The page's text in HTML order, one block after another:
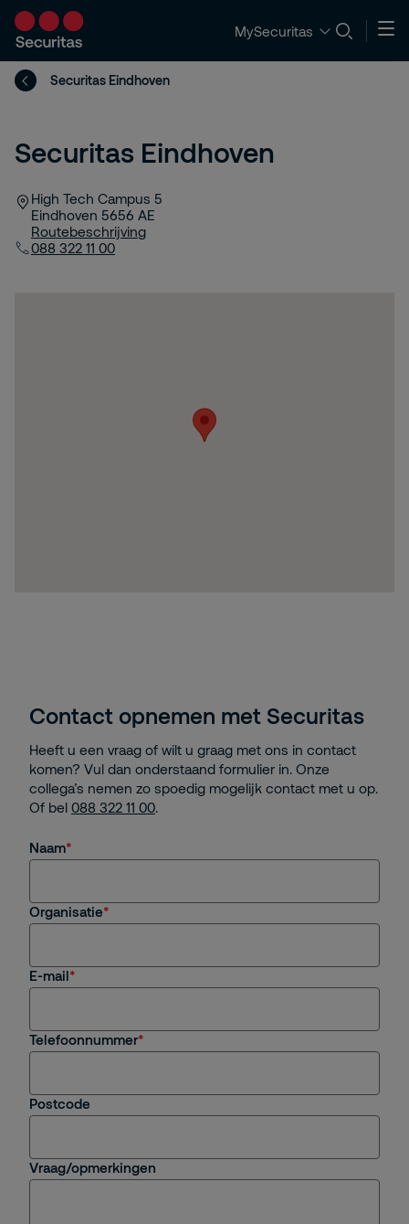
MySecuritas
Securitas Eindhoven
Securitas Eindhoven
High Tech Campus 5
Eindhoven 5656 AE
Routebeschrijving
088 322 11 00
Contact opnemen met Securitas
Heeft u een vraag of wilt u graag met ons in contact
komen? Vul dan onderstaand formulier in. Onze
collega’s nemen zo spoedig mogelijk contact met u op.
Of bel 088 322 11 00.
Naam
Organisatie
E-mail
Telefoonnummer
Postcode
Vraag/opmerkingen